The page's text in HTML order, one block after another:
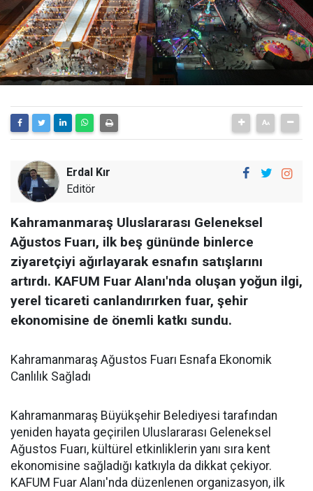
Erdal Kır
Editör
Kahramanmaraş Uluslararası Geleneksel
Ağustos Fuarı, ilk beş gününde binlerce
ziyaretçiyi ağırlayarak esnafın satışlarını
artırdı. KAFUM Fuar Alanı'nda oluşan yoğun ilgi,
yerel ticareti canlandırırken fuar, şehir
ekonomisine de önemli katkı sundu.
Kahramanmaraş Ağustos Fuarı Esnafa Ekonomik
Canlılık Sağladı
Kahramanmaraş Büyükşehir Belediyesi tarafından
yeniden hayata geçirilen Uluslararası Geleneksel
Ağustos Fuarı, kültürel etkinliklerin yanı sıra kent
ekonomisine sağladığı katkıyla da dikkat çekiyor.
KAFUM Fuar Alanı'nda düzenlenen organizasyon, ilk